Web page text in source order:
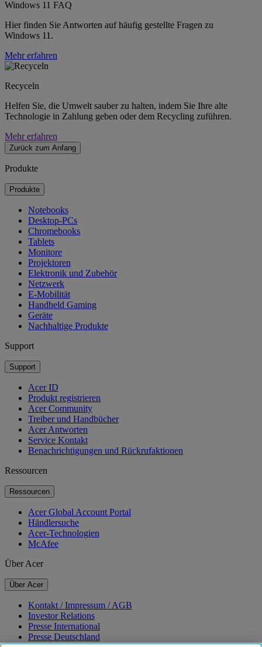
Windows 11 FAQ
Hier finden Sie Antworten auf häufig gestellte Fragen zu
Windows 11.
Mehr erfahren
Recyceln
Helfen Sie, die Umwelt sauber zu halten, indem Sie Ihre alte
Technologie in Zahlung geben oder dem Recycling zuführen.
Mehr erfahren
Zurück zum Anfang
Produkte
Produkte
Notebooks
Desktop-PCs
Chromebooks
Tablets
Monitore
Projektoren
Elektronik und Zubehör
Netzwerk
E-Mobilität
Handheld Gaming
Geräte
Nachhaltige Produkte
Support
Support
Acer ID
Produkt registrieren
Acer Community
Treiber und Handbücher
Acer Antworten
Service Kontakt
Benachrichtigungen und Rückrufaktionen
Ressourcen
Ressourcen
Acer Global Account Portal
Händlersuche
Acer-Technologien
McAfee
Über Acer
Über Acer
Kontakt / Impressum / AGB
Investor Relations
Presse International
Presse Deutschland